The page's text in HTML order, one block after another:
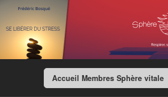
Accueil Membres Sphère vitale